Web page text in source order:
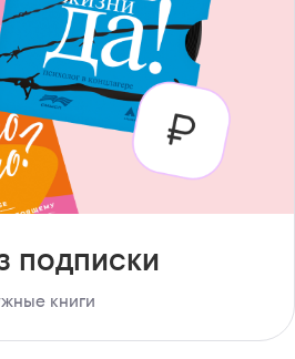
подписки
книги